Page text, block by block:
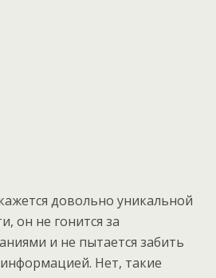
довольно уникальной
он не гонится за
и не пытается забить
Hет, такие